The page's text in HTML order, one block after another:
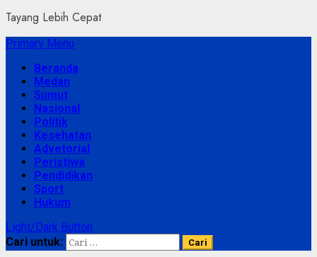
Tayang Lebih Cepat
Primary Menu
Beranda
Medan
Sumut
Nasional
Politik
Kesehatan
Advetorial
Peristiwa
Pendidikan
Sport
Hukum
Light/Dark Button
Cari untuk: